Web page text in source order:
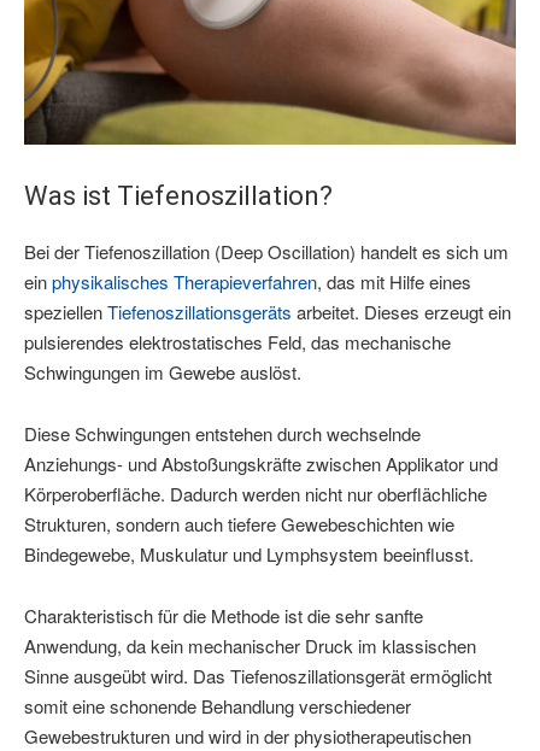
Was ist Tiefenoszillation?
Bei der Tiefenoszillation (Deep Oscillation) handelt es sich um
einphysikalisches Therapieverfahren, das mit Hilfe eines
speziellenTiefenoszillationsgeräts arbeitet. Dieses erzeugt ein
pulsierendes elektrostatisches Feld, das mechanische
Schwingungen im Gewebe auslöst.
Diese Schwingungen entstehen durch wechselnde
Anziehungs- und Abstoßungskräfte zwischen Applikator und
Körperoberfläche. Dadurch werden nicht nur oberflächliche
Strukturen, sondern auch tiefere Gewebeschichten wie
Bindegewebe, Muskulatur und Lymphsystem beeinflusst.
Charakteristisch für die Methode ist die sehr sanfte
Anwendung, da kein mechanischer Druck im klassischen
Sinne ausgeübt wird. Das Tiefenoszillationsgerät ermöglicht
somit eine schonende Behandlung verschiedener
Gewebestrukturen und wird in der physiotherapeutischen